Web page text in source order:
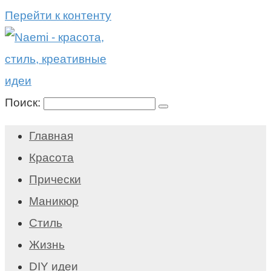
Перейти к контенту
Поиск:
Главная
Красота
Прически
Маникюр
Стиль
Жизнь
DIY идеи